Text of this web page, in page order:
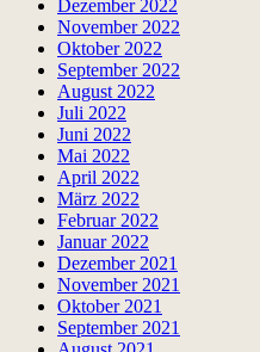
Dezember 2022
November 2022
Oktober 2022
September 2022
August 2022
Juli 2022
Juni 2022
Mai 2022
April 2022
März 2022
Februar 2022
Januar 2022
Dezember 2021
November 2021
Oktober 2021
September 2021